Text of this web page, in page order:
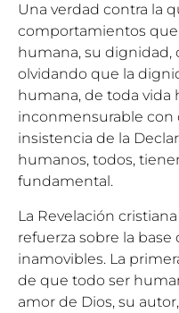
Una verdad contra la
comportamientos que
humana, su dignidad,
olvidando que la
humana, de toda vida
inconmensurable con
insistencia de la
humanos, todos,
fundamental.
La Revelación
refuerza sobre la
inamovibles. La
de que todo ser
amor de Dios, su